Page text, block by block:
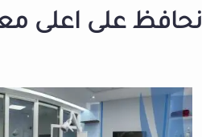
نحافظ على اعلى